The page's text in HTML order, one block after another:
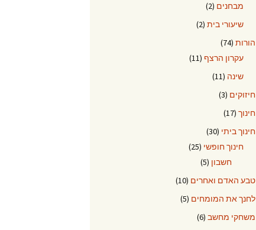
מבחנים (2)
שיעורי בית (2)
הורות (74)
עקרון הרצף (11)
שינה (11)
חיזוקים (3)
חינוך (17)
חינוך ביתי (30)
חינוך חופשי (25)
חשבון (5)
טבע האדם ואחרים (10)
לחנך את המומחים (5)
משחקי מחשב (6)